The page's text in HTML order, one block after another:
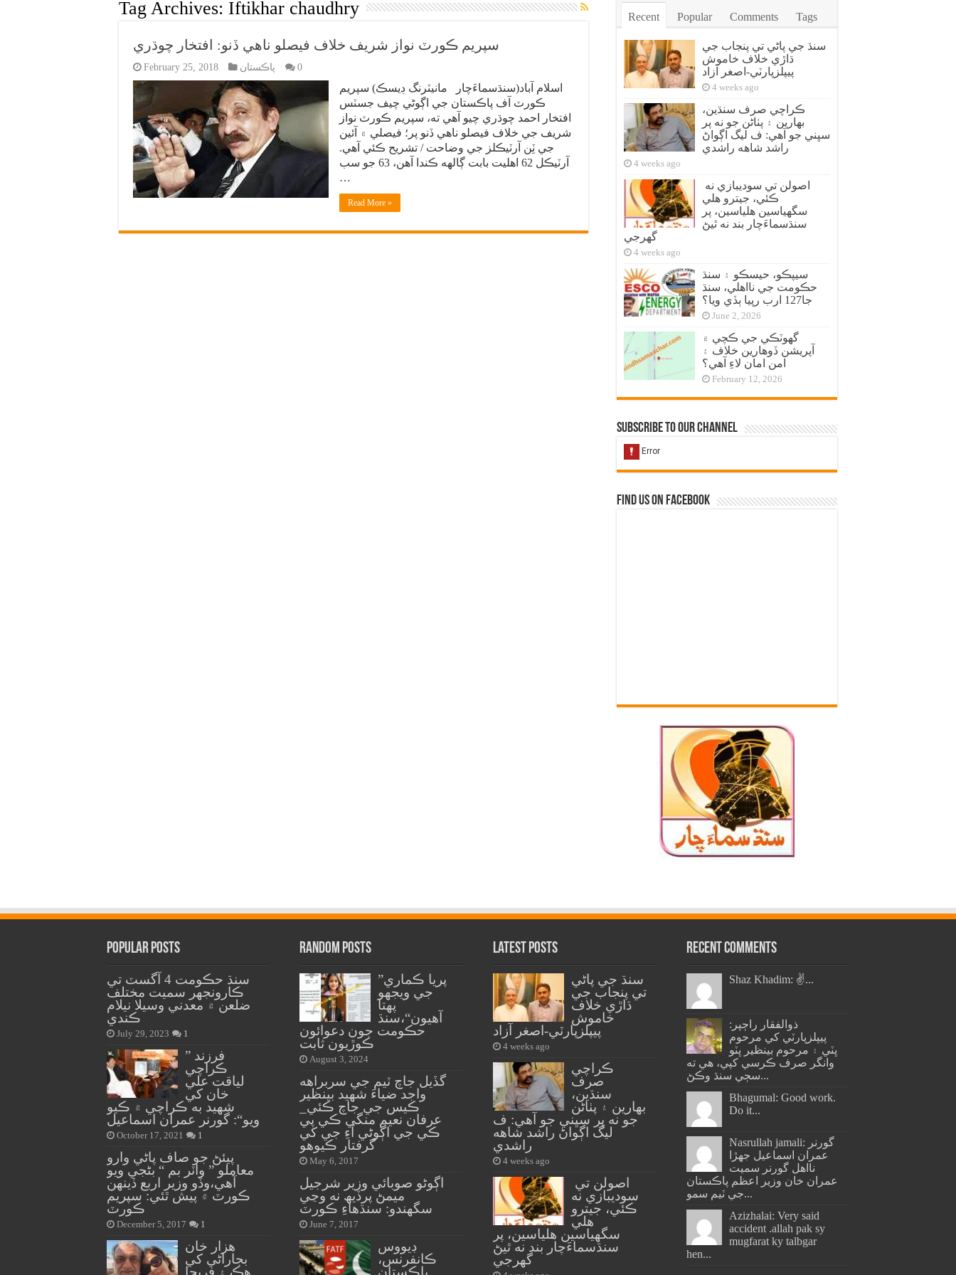
Tag Archives: Iftikhar chaudhry
سپريم ڪورٽ نواز شريف خلاف فيصلو ناهي ڏنو: افتخار چوڌري
February 25, 2018 پاڪستان 0
اسلام آباد(سنڌسماءَچار مانيٽرنگ ڊيسڪ) سپريم
ڪورٽ آف پاڪستان جي اڳوڻي چيف جسٽس
افتخار احمد چوڌري چيو آهي ته، سپريم ڪورٽ نواز
شريف جي خلاف فيصلو ناهي ڏنو پر؛ فيصلي ۾ آئين
جي ٽِن آرٽيڪلز جي وضاحت / تشريح ڪئي آهي.
آرٽيڪل 62 اهليت بابت ڳالهه ڪندا آهن، 63 جو سب
…
Read More »
Recent Popular Comments Tags
سنڌ جي پاڻي تي پنجاب جي
ڌاڙي خلاف خاموش
پيپلزپارٽي-اصغر آزاد
4 weeks ago
ڪراچي صرف سنڌين،
بهارين ۽ پٺاڻن جو نه پر
سڀني جو آهي: ف ليگ اڳواڻ
راشد شاهه راشدي
4 weeks ago
ڪئي، جيترو هلي
سگهياسين هلياسين، پر
سنڌسماءَچار بند نه ٿيڻ
گهرجي
4 weeks ago
سيپڪو، حيسڪو ۽ سنڌ
حڪومت جي نااهلي، سنڌ
جا127 ارب رپيا ٻڏي ويا؟
June 2, 2026
گهوٽڪي جي ڪچي ۾
آپريشن ڏوهارين خلاف ۽
امن امان لاءِ آهي؟
February 12, 2026
Subscribe to our Channel
Find us on Facebook
Popular Posts
سنڌ حڪومت 4 آگسٽ تي
ڪارونجهر سميت مختلف
ضلعن ۾ معدني وسيلا نيلام
ڪندي
July 29, 2023 1
” فرزند
ڪراچي
لياقت علي
خان کي
شهيد به ڪراچي ۾ ڪيو
ويو“: گورنر عمران اسماعيل
October 17, 2021 1
پيئڻ جو صاف پاڻي وارو
معاملو ” واٽر بم “ بڻجي ويو
آهي،وڏو وزير اربع ڏينهن
ڪورٽ ۾ پيش ٿئي: سپريم
ڪورٽ
December 5, 2017 1
هزار خان
بجاراڻي کي
هڪ ۽ فريحا
Random Posts
”پريا ڪماري
جي ويجهو
پهتا
آهيون“،سنڌ
حڪومت جون دعوائون
ڪوڙيون ثابت
August 3, 2024
گڏيل جاچ ٽيم جي سربراهه
واجد ضياءَ شهيد بينظير
ڪيس جي جاچ ڪئي_
عرفان نعيم منگي ڪي پي
ڪي جي اڳوڻي آءِ جي کي
گرفتار ڪيوهو
May 6, 2017
اڳوڻو صوبائي وزير شرجيل
ميمڻ پرڏيھ نه وڃي
سگهندو: سنڌهاءِ ڪورٽ
June 7, 2017
ڊيووس
ڪانفرنس،
پاڪستان
Latest Posts
سنڌ جي پاڻي
تي پنجاب جي
ڌاڙي خلاف
خاموش
پيپلزپارٽي-اصغر آزاد
4 weeks ago
ڪراچي
صرف
سنڌين،
بهارين ۽ پٺاڻن
جو نه پر سڀني جو آهي: ف
ليگ اڳواڻ راشد شاهه
راشدي
4 weeks ago
سوديبازي نه
ڪئي، جيترو
هلي
سگهياسين هلياسين، پر
سنڌسماءَچار بند نه ٿيڻ
گهرجي
Recent Comments
Shaz Khadim: ✌️...
ذوالفقار راڄپر:
پيپلزپارٽي کي مرحوم
ڀٽي ۽ مرحوم بينظير ڀٽو
وانگر صرف ڪرسي کپي، هي ته
سڄي سنڌ وڪڻ...
Bhagumal: Good work.
Do it...
Nasrullah jamali: گورنر
عمران اسماعيل جھڙا
نااهل گورنر سميت
عمران خان وزير اعظم پاڪستان
جي ٽيم سمو...
Azizhalai: Very said
accident .allah pak sy
mugfarat ky talbgar
hen...